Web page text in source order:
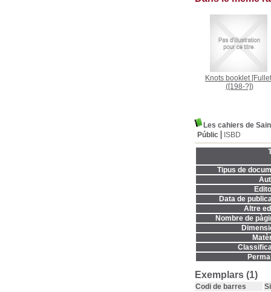
Knots booklet
([198-?])
Les cahiers de
Públic
ISBD
Tipus de
Data de
Altre
Nombre de
Exemplars (1)
Codi de barres